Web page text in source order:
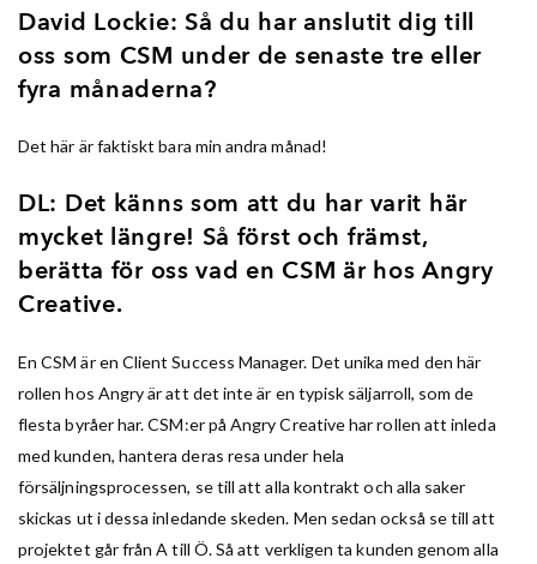
David Lockie: Så du har anslutit dig till
oss som CSM under de senaste tre eller
fyra månaderna?
Det här är faktiskt bara min andra månad!
DL: Det känns som att du har varit här
mycket längre! Så först och främst,
berätta för oss vad en CSM är hos Angry
Creative.
En CSM är en Client Success Manager. Det unika med den här
rollen hos Angry är att det inte är en typisk säljarroll, som de
flesta byråer har. CSM:er på Angry Creative har rollen att inleda
med kunden, hantera deras resa under hela
försäljningsprocessen, se till att alla kontrakt och alla saker
skickas ut i dessa inledande skeden. Men sedan också se till att
projektet går från A till Ö. Så att verkligen ta kunden genom alla